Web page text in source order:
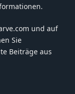
und auf
Sie
Beiträge aus